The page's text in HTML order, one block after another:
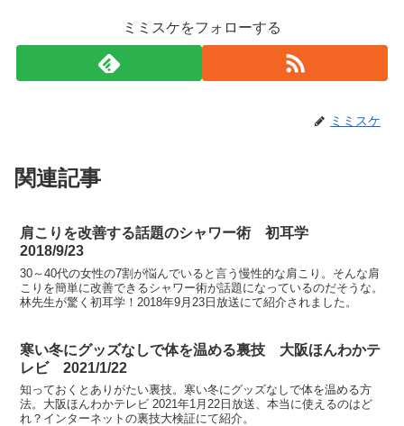
ミミスケをフォローする
ミミスケ
関連記事
肩こりを改善する話題のシャワー術 初耳学
2018/9/23
30～40代の女性の7割が悩んでいると言う慢性的な肩こり。そんな肩
こりを簡単に改善できるシャワー術が話題になっているのだそうな。
林先生が驚く初耳学！2018年9月23日放送にて紹介されました。
寒い冬にグッズなしで体を温める裏技 大阪ほんわかテ
レビ 2021/1/22
知っておくとありがたい裏技。寒い冬にグッズなしで体を温める方
法。大阪ほんわかテレビ 2021年1月22日放送、本当に使えるのはど
れ？インターネットの裏技大検証にて紹介。